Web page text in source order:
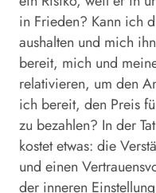
in Frieden? Kann ich
aushalten und mich
bereit, mich und
relativieren, um den
ich bereit, den Preis
zu bezahlen? In der
kostet etwas: die
und einen
der inneren